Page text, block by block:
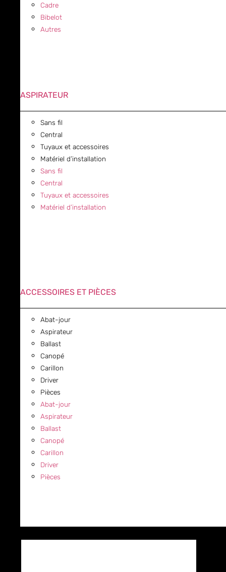
Cadre
Bibelot
Autres
ASPIRATEUR
Sans fil
Central
Tuyaux et accessoires
Matériel d’installation
Sans fil
Central
Tuyaux et accessoires
Matériel d’installation
ACCESSOIRES ET PIÈCES
Abat-jour
Aspirateur
Ballast
Canopé
Carillon
Driver
Pièces
Abat-jour
Aspirateur
Ballast
Canopé
Carillon
Driver
Pièces